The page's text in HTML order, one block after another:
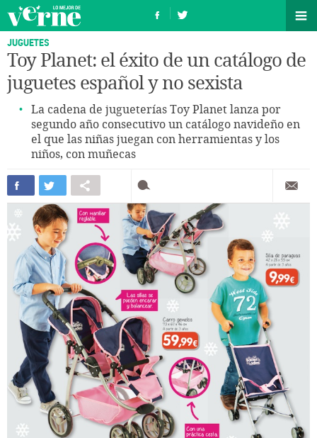
JUGUETES
Toy Planet: el éxito de un catálogo de
juguetes español y no sexista
La cadena de jugueterías Toy Planet lanza por
segundo año consecutivo un catálogo navideño en
el que las niñas juegan con herramientas y los
niños, con muñecas